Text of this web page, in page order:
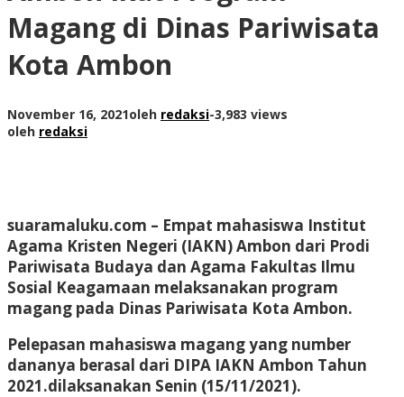
Magang di Dinas Pariwisata
Kota Ambon
November 16, 2021oleh redaksi-3,983 views
oleh redaksi
suaramaluku.com – Empat mahasiswa Institut
Agama Kristen Negeri (IAKN) Ambon dari Prodi
Pariwisata Budaya dan Agama Fakultas Ilmu
Sosial Keagamaan melaksanakan program
magang pada Dinas Pariwisata Kota Ambon.
Pelepasan mahasiswa magang yang number
dananya berasal dari DIPA IAKN Ambon Tahun
2021.dilaksanakan Senin (15/11/2021).